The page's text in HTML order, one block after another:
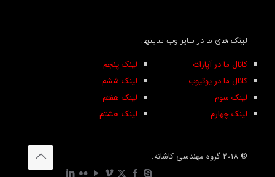
لینک های ما در سایر وب سایتها:
لینک پنجم
لینک ششم
لینک هفتم
لینک هشتم
کانال ما در آپارات
کانال ما در یوتیوب
لینک سوم
لینک چهارم
© 2018 گروه مهندسی کاشانه.